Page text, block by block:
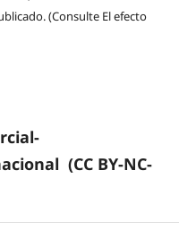
(Consulte El efecto
(CC BY-NC-